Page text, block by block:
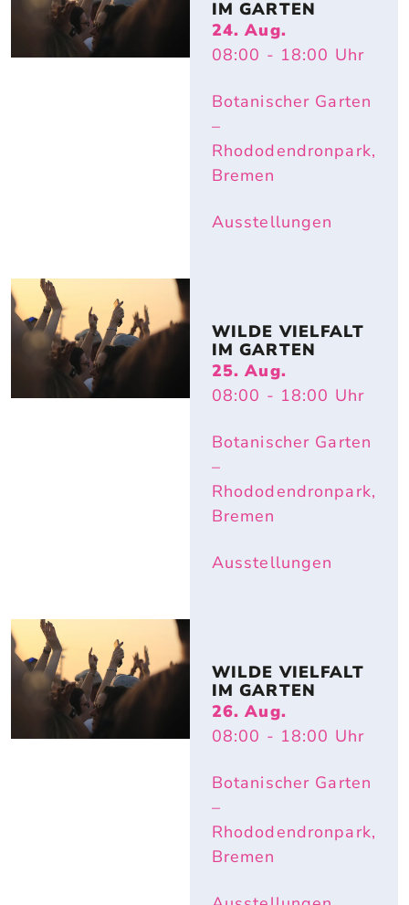
IM GARTEN
24. Aug.
08:00 - 18:00 Uhr
Botanischer Garten
–
Rhododendronpark,
Bremen
Ausstellungen
WILDE VIELFALT
IM GARTEN
25. Aug.
08:00 - 18:00 Uhr
Botanischer Garten
–
Rhododendronpark,
Bremen
Ausstellungen
WILDE VIELFALT
IM GARTEN
26. Aug.
08:00 - 18:00 Uhr
Botanischer Garten
–
Rhododendronpark,
Bremen